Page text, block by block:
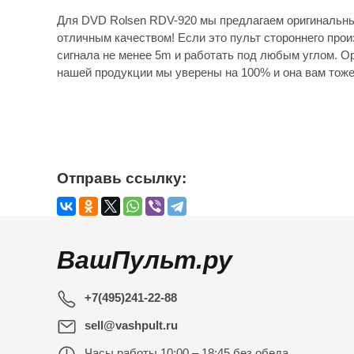
Для DVD Rolsen RDV-920 мы предлагаем
отличным качеством! Если это пульт стороннего
сигнала не менее 5m и работать под любым углом.
нашей продукции мы уверены на 100% и она вам
Отправь ссылку:
ВашПульт.ру
+7(495)241-22-88
sell@vashpult.ru